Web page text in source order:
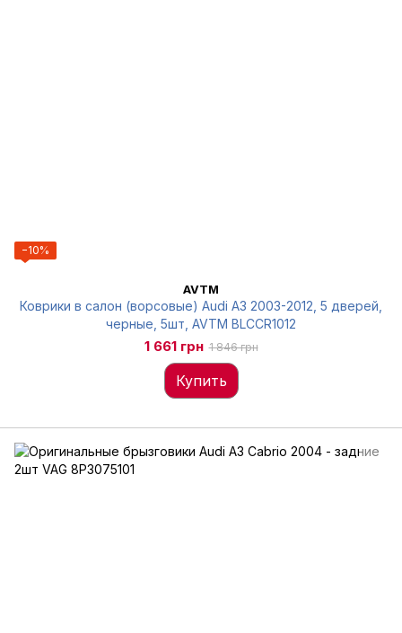
−10%
AVTM
Коврики в салон (ворсовые) Audi A3 2003-2012, 5 дверей,
черные, 5шт, AVTM BLCCR1012
1 661 грн 1 846 грн
Купить